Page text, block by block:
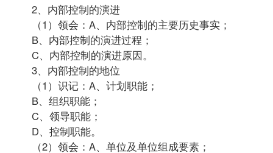
2、内部控制的演进
（1）领会：A、内部控制的主要历史事实；
B、内部控制的演进过程；
C、内部控制的演进原因。
3、内部控制的地位
（1）识记：A、计划职能；
B、组织职能；
C、领导职能；
D、控制职能。
（2）领会：A、单位及单位组成要素；